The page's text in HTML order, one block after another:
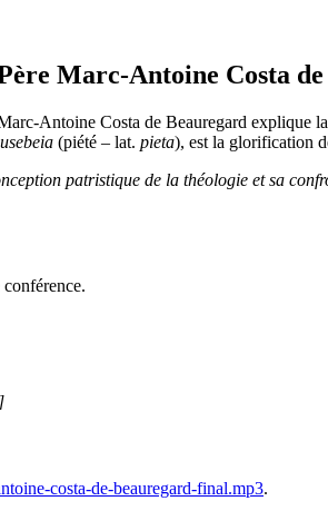
Marc-Antoine Costa
Antoine Costa de Beauregard explique
(piété – lat. pieta), est la glorification
patristique de la théologie et sa
costa-de-beauregard-final.mp3.